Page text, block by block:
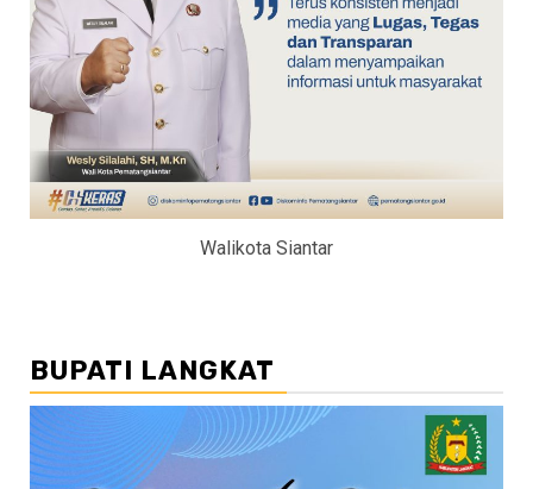
Walikota Siantar
BUPATI LANGKAT